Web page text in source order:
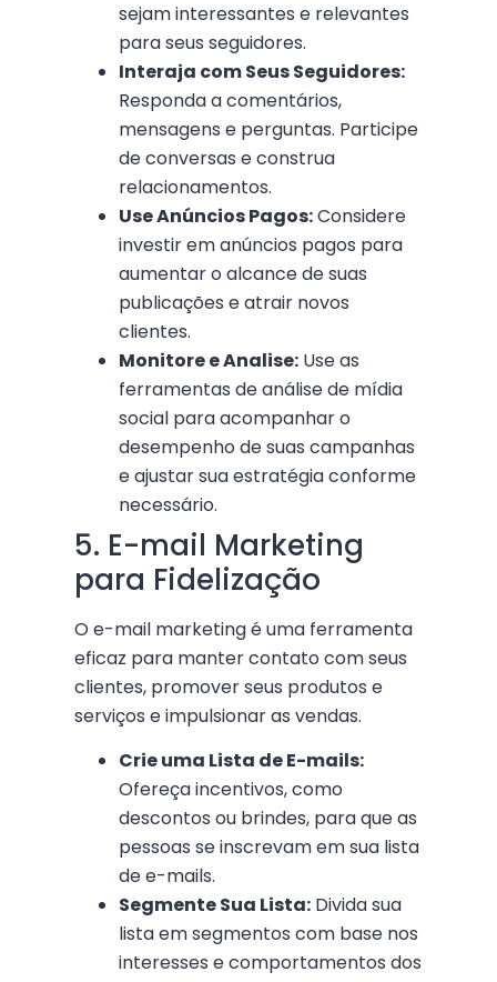
sejam interessantes e relevantes
para seus seguidores.
Interaja com Seus Seguidores:
Responda a comentários,
mensagens e perguntas. Participe
de conversas e construa
relacionamentos.
Use Anúncios Pagos:Considere
investir em anúncios pagos para
aumentar o alcance de suas
publicações e atrair novos
clientes.
Monitore e Analise: Use as
ferramentas de análise de mídia
social para acompanhar o
desempenho de suas campanhas
e ajustar sua estratégia conforme
necessário.
5. E-mail Marketing
para Fidelização
O e-mail marketing é uma ferramenta
eficaz para manter contato com seus
clientes, promover seus produtos e
serviços e impulsionar as vendas.
Crie uma Lista de E-mails:
Ofereça incentivos, como
descontos ou brindes, para que as
pessoas se inscrevam em sua lista
de e-mails.
Segmente Sua Lista: Divida sua
lista em segmentos com base nos
interesses e comportamentos dos